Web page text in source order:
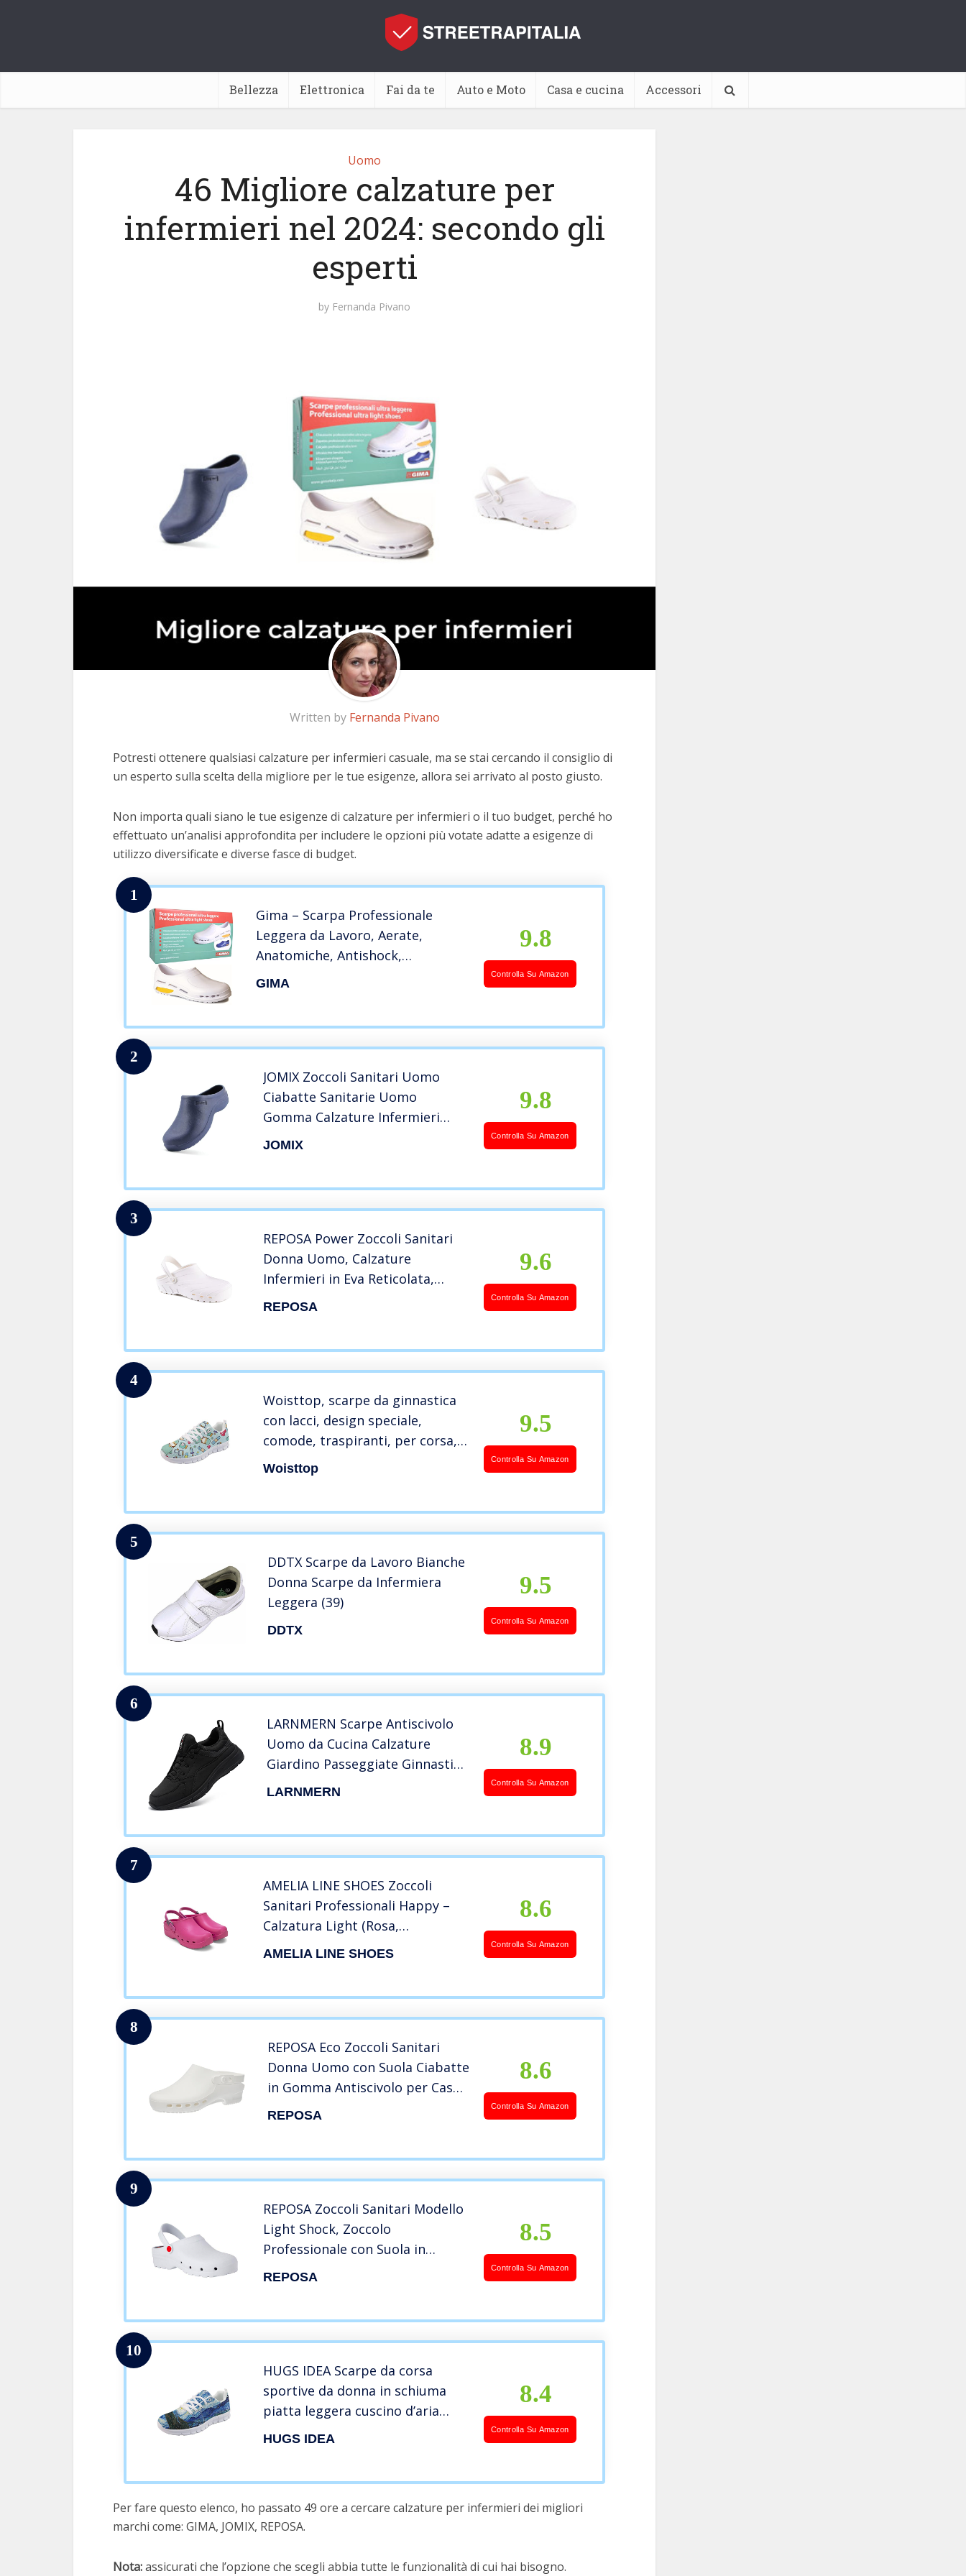
Bellezza Elettronica Fai da te Auto e Moto Casa e cucina Accessori
Uomo
46 Migliore calzature per
infermieri nel 2024: secondo gli
esperti
by Fernanda Pivano
Written by Fernanda Pivano
Potresti ottenere qualsiasi calzature per infermieri casuale, ma se stai cercando il consiglio di
un esperto sulla scelta della migliore per le tue esigenze, allora sei arrivato al posto giusto.
Non importa quali siano le tue esigenze di calzature per infermieri o il tuo budget, perché ho
effettuato un’analisi approfondita per includere le opzioni più votate adatte a esigenze di
utilizzo diversificate e diverse fasce di budget.
1
Gima – Scarpa Professionale
Leggera da Lavoro, Aerate,
Anatomiche, Antishock,
Antiscivolo, Antistatiche, Senza
GIMA
9.8
Controlla Su Amazon
2
JOMIX Zoccoli Sanitari Uomo
Ciabatte Sanitarie Uomo
Gomma Calzature Infermieri
Ortopediche Ospedale Cucina
JOMIX
9.8
Controlla Su Amazon
3
REPOSA Power Zoccoli Sanitari
Donna Uomo, Calzature
Infermieri in Eva Reticolata,
Scarpe Sanitarie Tipo Zoccolo
REPOSA
9.6
Controlla Su Amazon
4
Woisttop, scarpe da ginnastica
con lacci, design speciale,
comode, traspiranti, per corsa,
jogging, jogging, scarpe da
donna, antiscivolo, in gomma,
Woisttop
9.5
Controlla Su Amazon
5
DDTX Scarpe da Lavoro Bianche
Donna Scarpe da Infermiera
Leggera (39)
DDTX
9.5
Controlla Su Amazon
6
LARNMERN Scarpe Antiscivolo
Uomo da Cucina Calzature
Giardino Passeggiate Ginnastica
Lacci Impermeabili Cuoco
LARNMERN
8.9
Controlla Su Amazon
7
AMELIA LINE SHOES Zoccoli
Sanitari Professionali Happy –
Calzatura Light (Rosa,
Numeric_36)
AMELIA LINE SHOES
8.6
Controlla Su Amazon
8
REPOSA Eco Zoccoli Sanitari
Donna Uomo con Suola Ciabatte
in Gomma Antiscivolo per Casa
e Giardino Senza Lacci con
REPOSA
8.6
Controlla Su Amazon
9
REPOSA Zoccoli Sanitari Modello
Light Shock, Zoccolo
Professionale con Suola in
Gomma Antiscivolo SRC,
REPOSA
8.5
Controlla Su Amazon
10
HUGS IDEA Scarpe da corsa
sportive da donna in schiuma
piatta leggera cuscino d’aria
scarpe da ginnastica in rete,
HUGS IDEA
8.4
Controlla Su Amazon
Per fare questo elenco, ho passato 49 ore a cercare calzature per infermieri dei migliori
marchi come: GIMA, JOMIX, REPOSA.
Nota:assicurati che l’opzione che scegli abbia tutte le funzionalità di cui hai bisogno.